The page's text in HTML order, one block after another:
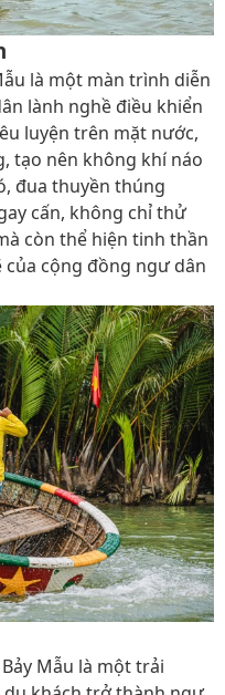
là một màn trình diễn
lành nghề điều khiển
luyện trên mặt nước,
tạo nên không khí náo
đua thuyền thúng
cấn, không chỉ thử
còn thể hiện tinh thần
của cộng đồng ngư dân
Mẫu là một trải